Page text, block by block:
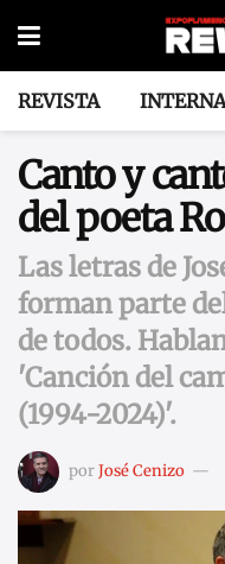
REVISTA
Canto y
del poeta
Las letras de
forman parte
de todos.
'Canción del
(1994-2024)'.
porJosé Cenizo